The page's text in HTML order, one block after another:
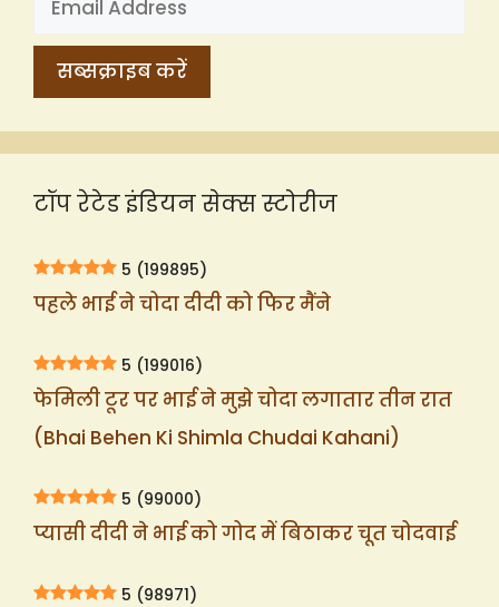
टॉप रेटेड इंडियन सेक्स स्टोरीज
5 (199895)
पहले भाई ने चोदा दीदी को फिर मैंने
5 (199016)
फेमिली टूर पर भाई ने मुझे चोदा लगातार तीन रात
(Bhai Behen Ki Shimla Chudai Kahani)
5 (99000)
प्यासी दीदी ने भाई को गोद में बिठाकर चूत चोदवाई
5 (98971)